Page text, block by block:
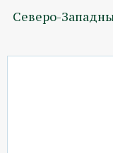
Северо-